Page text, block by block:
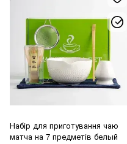
Набір для приготування чаю
матча на 7 предметів белый